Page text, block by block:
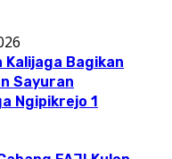
Kalijaga Bagikan
Sayuran
Ngipikrejo 1